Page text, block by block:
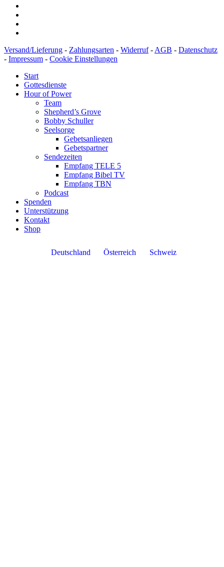
Versand/Lieferung - Zahlungsarten - Widerruf- AGB - Datenschutz
- Impressum - Cookie Einstellungen
Start
Gottesdienste
Hour of Power
Team
Shepherd’s Grove
Bobby Schuller
Seelsorge
Gebetsanliegen
Gebetspartner
Sendezeiten
Empfang TELE 5
Empfang Bibel TV
Empfang TBN
Podcast
Spenden
Unterstützung
Kontakt
Shop
Deutschland Österreich Schweiz